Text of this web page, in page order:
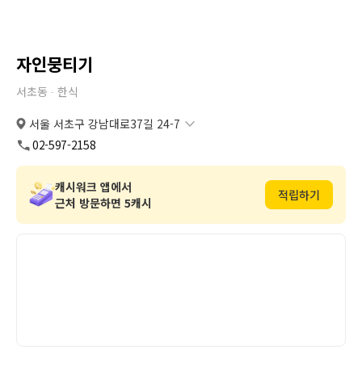
자인뭉티기
서초동 ∙ 한식
서울 서초구 강남대로37길 24-7
도로명 서울 서초구 강남대로37길 24-7
02-597-2158
캐시워크 앱에서
근처 방문하면 5캐시
적립하기